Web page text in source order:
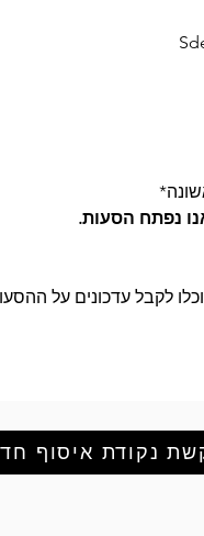
נפתח הסעות.
לקבל עדכונים על
נקודת איסוף